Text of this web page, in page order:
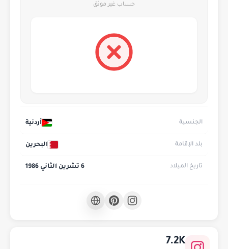
حساب غير موثق
الجنسية أردنية
بلد الإقامة البحرين
تاريخ الميلاد 6 تشرين الثاني 1986
7.2K